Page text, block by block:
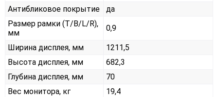
Антибликовое покрытие
да
Размер рамки (T/B/L/R),
мм
0,9
Ширина дисплея, мм
1211,5
Высота дисплея, мм
682,3
Глубина дисплея, мм
70
Вес монитора, кг
19,4